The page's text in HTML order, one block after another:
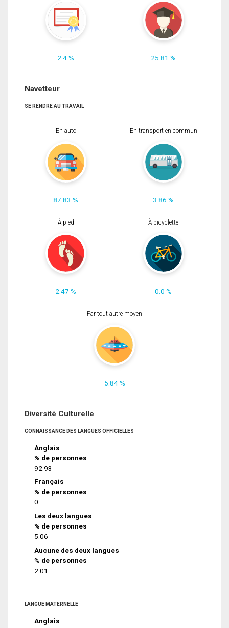
2.4 % 25.81 %
Navetteur
SE RENDRE AU TRAVAIL
En auto
87.83 %
En transport en commun
3.86 %
À pied
2.47 %
À bicyclette
0.0 %
Par tout autre moyen
5.84 %
Diversité Culturelle
CONNAISSANCE DES LANGUES OFFICIELLES
Anglais
% de personnes
92.93
Français
% de personnes
0
Les deux langues
% de personnes
5.06
Aucune des deux langues
% de personnes
2.01
LANGUE MATERNELLE
Anglais